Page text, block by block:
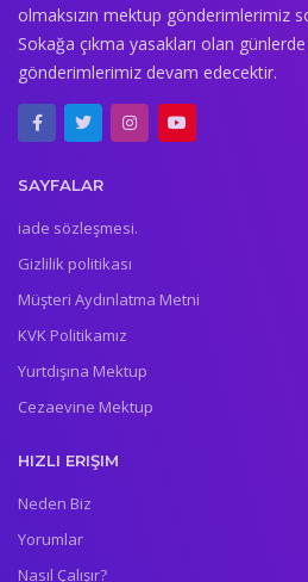
olmaksızın mektup gönderimlerimiz
Sokağa çıkma yasakları olan
gönderimlerimiz devam edecektir.
SAYFALAR
iade sözleşmesi.
Gizlilik politikası
Müşteri Aydınlatma Metni
KVK Politikamız
Yurtdışına Mektup
Cezaevine Mektup
HIZLI ERIŞIM
Neden Biz
Yorumlar
Nasıl Çalışır?